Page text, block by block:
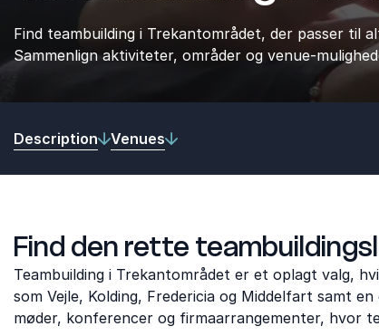
Find teambuilding i Trekantområdet, der passer til
Sammenlign aktiviteter, områder og venue-
Description Venues
Find den rette
Teambuilding i Trekantområdet er et oplagt valg,
som Vejle, Kolding, Fredericia og Middelfart samt
møder, konferencer og firmaarrangementer, hvor